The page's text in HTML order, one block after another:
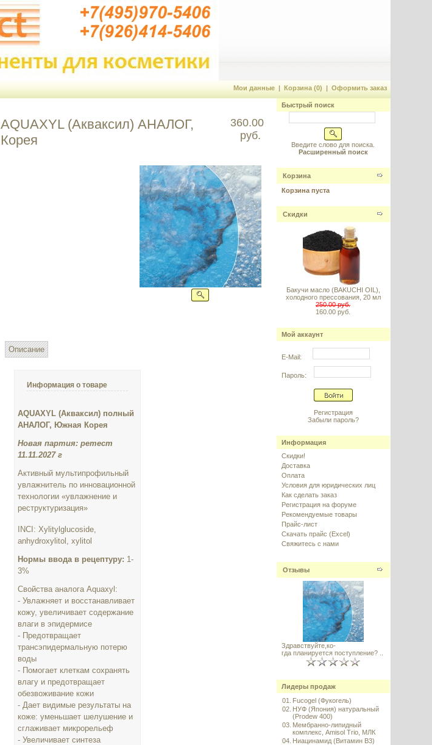
Мои данные| Корзина (0) | Оформить заказ
AQUAXYL (Акваксил) АНАЛОГ,
Корея
360.00
руб.
Описание
Информация о товаре
AQUAXYL (Акваксил) полный
АНАЛОГ, Южная Корея
Новая партия: ретест
11.11.2027 г
Активный мультипрофильный
увлажнитель по инновационной
технологии «увлажнение и
реструктуризация»
INCI: Xylitylglucoside,
anhydroxylitol, xylitol
Нормы ввода в рецептуру: 1-
3%
Свойства аналога Aquaxyl:
- Увлажняет и восстанавливает
кожу, увеличивает содержание
влаги в эпидермисе
- Предотвращает
трансэпидермальную потерю
воды
- Помогает клеткам сохранять
влагу и предотвращает
обезвоживание кожи
- Дает видимые результаты на
коже: уменьшает шелушение и
сглаживает микрорельеф
- Увеличивает синтеза
Быстрый поиск
Введите слово для поиска.
Расширенный поиск
Корзина
Корзина пуста
Скидки
Бакучи масло (BAKUCHI OIL),
холодного прессования, 20 мл
250.00 руб.
160.00 руб.
Мой аккаунт
E-Mail:
Пароль:
Регистрация
Забыли пароль?
Информация
Скидки!
Доставка
Оплата
Условия для юридических лиц
Как сделать заказ
Регистрация на форуме
Рекомендуемые товары
Прайс-лист
Скачать прайс (Excel)
Свяжитесь с нами
Отзывы
Здравствуйте,ко-
гда планируется поступление? ..
Лидеры продаж
01.
Fucogel (Фукогель)
02. НУФ (Япония) натуральный
(Prodew 400)
03. Мембранно-липидный
комплекс, Amisol Trio, МЛК
04. Ниацинамид (Витамин B3)